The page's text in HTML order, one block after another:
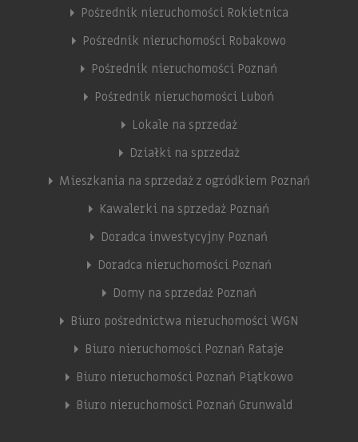
Pośrednik nieruchomości Rokietnica
Pośrednik nieruchomości Robakowo
Pośrednik nieruchomości Poznań
Pośrednik nieruchomości Luboń
Lokale na sprzedaż
Działki na sprzedaż
Mieszkania na sprzedaż z ogródkiem Poznań
Kawalerki na sprzedaż Poznań
Doradca inwestycyjny Poznań
Doradca nieruchomości Poznań
Domy na sprzedaż Poznań
Biuro pośrednictwa nieruchomości WGN
Biuro nieruchomości Poznań Rataje
Biuro nieruchomości Poznań Piątkowo
Biuro nieruchomości Poznań Grunwald